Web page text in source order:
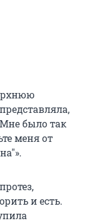
было так
меня от
"».
и есть.